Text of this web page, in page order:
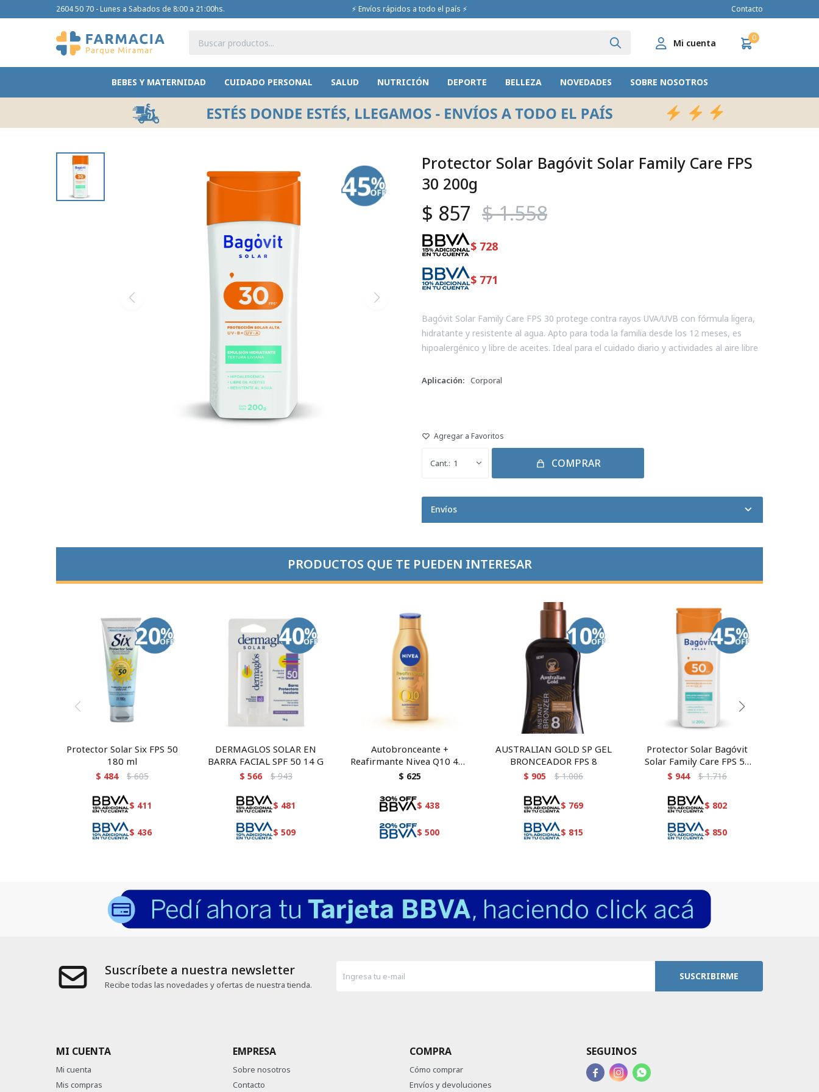
BEBES Y MATERNIDAD CUIDADO PERSONAL SALUD NUTRICIÓN DEPORTE BELLEZA NOVEDADES SOBRE NOSOTROS
0
2604 50 70 - Lunes a Sabados de 8:00 a 21:00hs. ⚡ Envíos rápidos a todo el país ⚡ Contacto
Protector Solar Bagóvit Solar Family Care FPS
30 200g
$ 857 $1.558
$ 728
$ 771
Bagóvit Solar Family Care FPS 30 protege contra rayos UVA/UVB con fórmula ligera,
hidratante y resistente al agua. Apto para toda la familia desde los 12 meses, es
hipoalergénico y libre de aceites. Ideal para el cuidado diario y actividades al aire libre
Aplicación Corporal
1 COMPRAR
Envíos
PRODUCTOS QUE TE PUEDEN INTERESAR
Protector Solar Six FPS 50
180 ml
$ 484 $ 605
$ 411
$ 436
DERMAGLOS SOLAR EN
BARRA FACIAL SPF 50 14 G
$ 566 $ 943
$ 481
$ 509
Autobronceante +
Reafirmante Nivea Q10 400
ml
$ 625
$ 438
$ 500
AUSTRALIAN GOLD SP GEL
BRONCEADOR FPS 8
$ 905 $ 1.006
$ 769
$ 815
Protector Solar Bagóvit
Solar Family Care FPS 50
200g
$ 944 $ 1.716
$ 802
$ 850
Suscríbete a nuestra newsletter
Recibe todas las novedades y ofertas de nuestra tienda.
SUSCRIBIRME
MI CUENTA
Mi cuenta
Mis compras
EMPRESA
Sobre nosotros
Contacto
COMPRA
Cómo comprar
Envíos y devoluciones
SEGUINOS
  